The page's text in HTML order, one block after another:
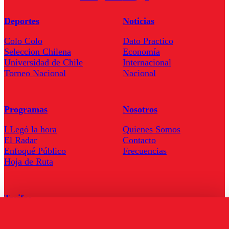
Deportes
Colo Colo
Seleccion Chilena
Universidad de Chile
Torneo Nacional
Noticias
Dato Practico
Economía
Internacional
Nacional
Programas
LLegó la hora
El Radar
Enfoqué Público
Hoja de Ruta
Nosotros
Quienes Somos
Contacto
Frecuencias
Tarifas